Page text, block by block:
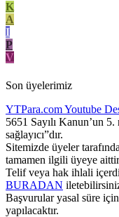
K
A
I
P
V
Son üyelerimiz
YTPara.comYoutube
5651 Sayılı Kanun’un
sağlayıcı”dır.
Sitemizde üyeler
tamamen ilgili üyeye
Telif veya hak ihlali
BURADAN
Başvurular yasal süre
yapılacaktır.